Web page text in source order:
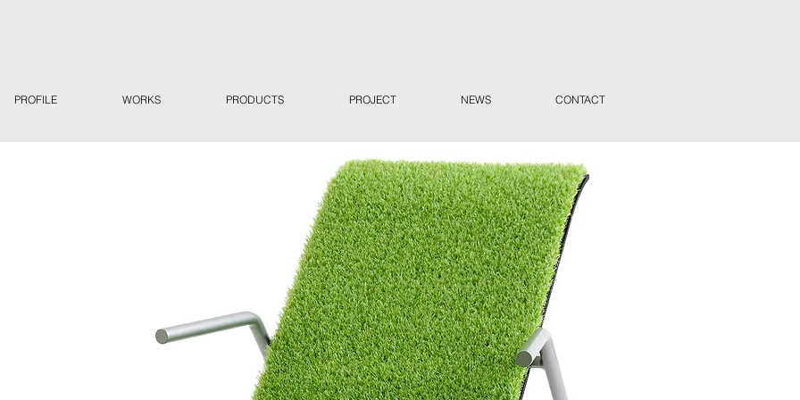
PROFILE WORKS PRODUCTS PROJECT NEWS CONTACT